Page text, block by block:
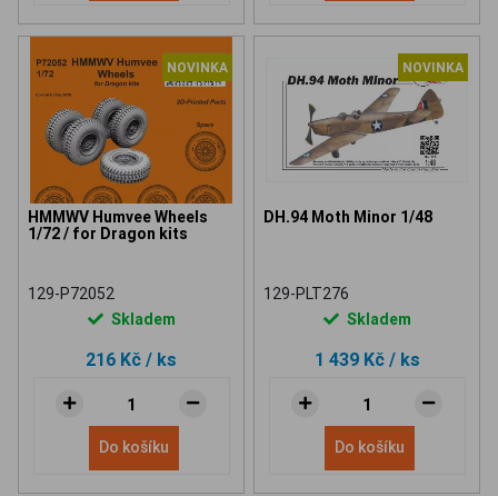
NOVINKA
HMMWV Humvee Wheels
1/72 / for Dragon kits
129-P72052
Skladem
216 Kč / ks
Do košíku
NOVINKA
DH.94 Moth Minor 1/48
129-PLT276
Skladem
1 439 Kč / ks
Do košíku